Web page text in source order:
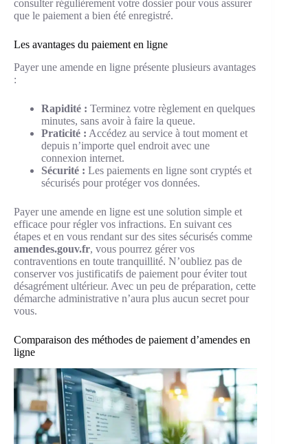
consulter régulièrement votre dossier pour vous assurer
que le paiement a bien été enregistré.
Les avantages du paiement en ligne
Payer une amende en ligne présente plusieurs avantages
:
Rapidité : Terminez votre règlement en quelques
minutes, sans avoir à faire la queue.
Praticité : Accédez au service à tout moment et
depuis n’importe quel endroit avec une
connexion internet.
Sécurité : Les paiements en ligne sont cryptés et
sécurisés pour protéger vos données.
Payer une amende en ligne est une solution simple et
efficace pour régler vos infractions. En suivant ces
étapes et en vous rendant sur des sites sécurisés comme
amendes.gouv.fr, vous pourrez gérer vos
contraventions en toute tranquillité. N’oubliez pas de
conserver vos justificatifs de paiement pour éviter tout
désagrément ultérieur. Avec un peu de préparation, cette
démarche administrative n’aura plus aucun secret pour
vous.
Comparaison des méthodes de paiement d’amendes en
ligne